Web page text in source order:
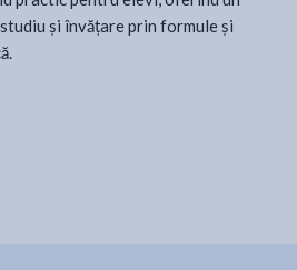
și învățare prin formule și